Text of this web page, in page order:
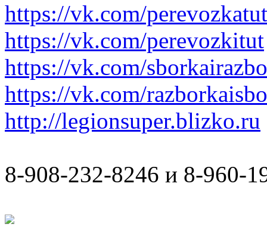
https://vk.com/perevozkatut
https://vk.com/perevozkitut
https://vk.com/
https://vk.com/
http://legionsuper.blizko.ru
8-908-232-8246 и 8-960-